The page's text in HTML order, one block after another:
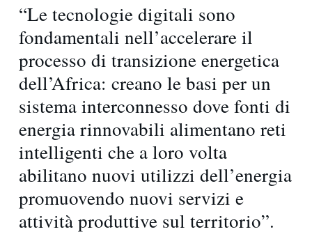
“Le tecnologie digitali sono
fondamentali nell’accelerare il
processo di transizione energetica
dell’Africa: creano le basi per un
sistema interconnesso dove fonti di
energia rinnovabili alimentano reti
intelligenti che a loro volta
abilitano nuovi utilizzi dell’energia
promuovendo nuovi servizi e
attività produttive sul territorio”.